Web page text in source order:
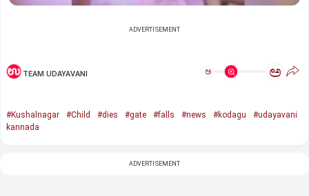
ADVERTISEMENT
TEAM UDAYAVANI ಅ ಅ
#Kushalnagar #Child #dies #gate #falls #news #kodagu
#udayavani
kannada
ADVERTISEMENT